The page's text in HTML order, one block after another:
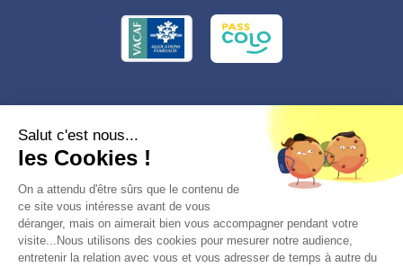
Conformément à la réglementation applicable en matière de données
personnelles, vous disposez d'un droit d'accès, de rectification et
d'effacement, du droit à la limitation du traitement des données vous
concernant. Vous pouvez consulter
notre politique de confidentialité
Préférences des cookies >
Salut c'est nous...
les Cookies !
On a attendu d'être sûrs que le contenu de
ce site vous intéresse avant de vous
déranger, mais on aimerait bien vous accompagner pendant votre
visite...Nous utilisons des cookies pour mesurer notre audience,
entretenir la relation avec vous et vous adresser de temps à autre du